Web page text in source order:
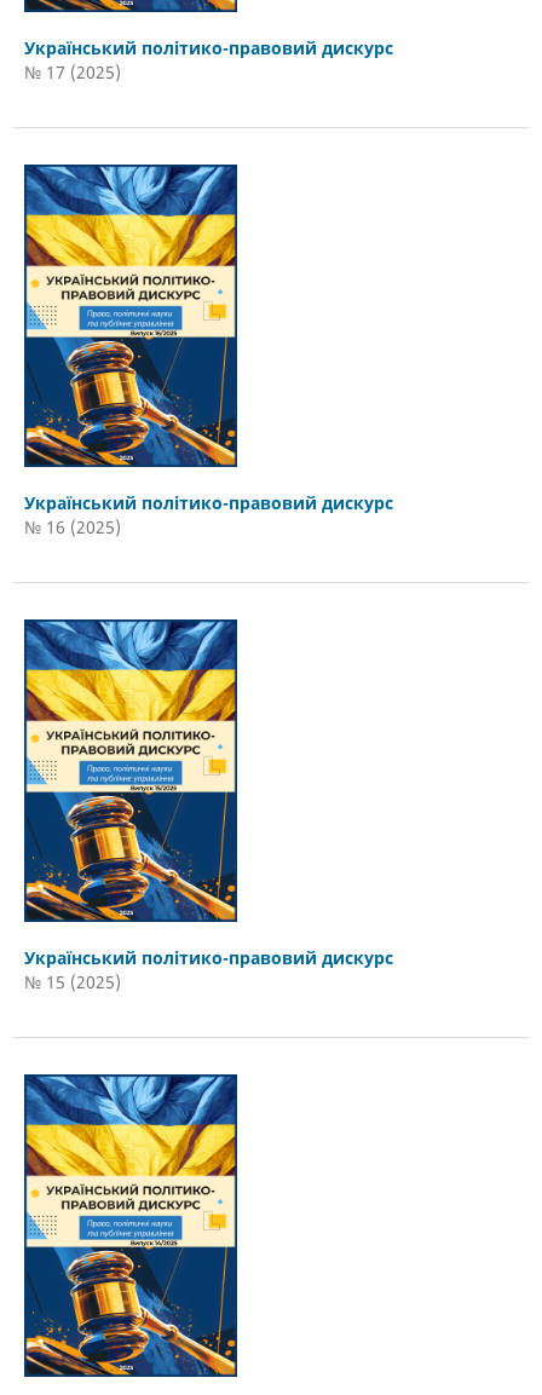
Український політико-правовий дискурс
№ 17 (2025)
Український політико-правовий дискурс
№ 16 (2025)
Український політико-правовий дискурс
№ 15 (2025)